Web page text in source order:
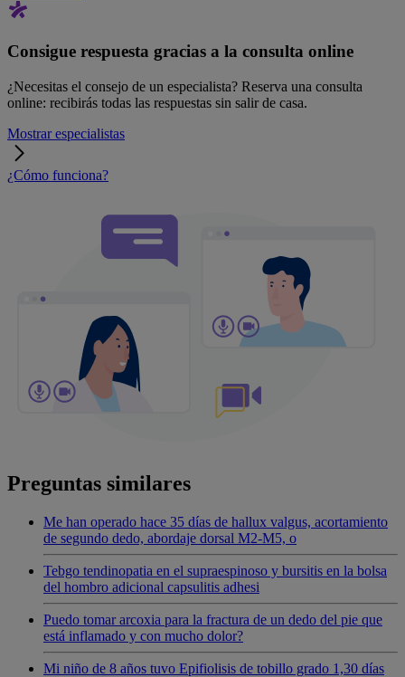
Consigue respuesta gracias a la consulta online
¿Necesitas el consejo de un especialista? Reserva una consulta
online: recibirás todas las respuestas sin salir de casa.
Mostrar especialistas
¿Cómo funciona?
Preguntas similares
Me han operado hace 35 días de hallux valgus, acortamiento
de segundo dedo, abordaje dorsal M2-M5, o
Tebgo tendinopatia en el supraespinoso y bursitis en la bolsa
del hombro adicional capsulitis adhesi
Puedo tomar arcoxia para la fractura de un dedo del pie que
está inflamado y con mucho dolor?
Mi niño de 8 años tuvo Epifiolisis de tobillo grado 1,30 días